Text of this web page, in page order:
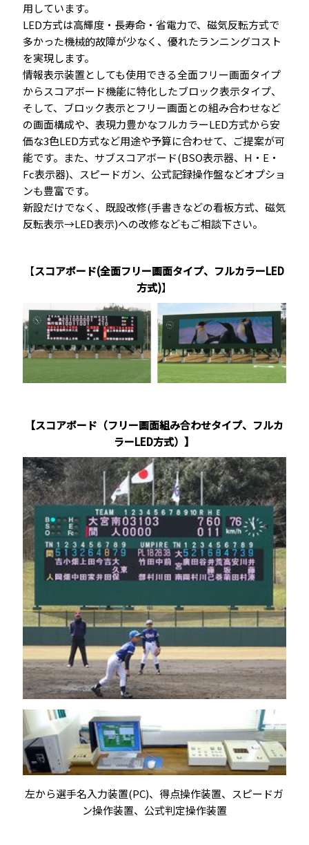
用しています。
LED方式は高輝度・長寿命・省電力で、磁気反転方式で
多かった機械的故障が少なく、優れたランニングコスト
を実現します。
情報表示装置としても使用できる全面フリー画面タイプ
からスコアボード機能に特化したブロック表示タイプ、
そして、ブロック表示とフリー画面との組み合わせなど
の画面構成や、表現力豊かなフルカラーLED方式から安
価な3色LED方式など用途や予算に合わせて、ご提案が可
能です。また、サブスコアボード(BSO表示器、H・E・
Fc表示器)、スピードガン、公式記録操作盤などオプショ
ンも豊富です。
新設だけでなく、既設改修(手書きなどの看板方式、磁気
反転表示→LED表示)への改修などもご相談下さい。
【スコアボード(全面フリー画面タイプ、フルカラーLED
方式)】
【スコアボード（フリー画面組み合わせタイプ、フルカ
ラーLED方式）】
左から選手名入力装置(PC)、得点操作装置、スピードガ
ン操作装置、公式判定操作装置